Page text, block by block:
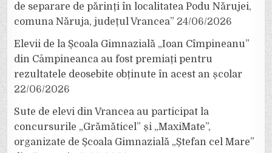
de separare de părinți în localitatea Podu Nărujei,
comuna Năruja, județul Vrancea” 24/06/2026
Elevii de la Școala Gimnazială „Ioan Cîmpineanu”
din Câmpineanca au fost premiați pentru
rezultatele deosebite obținute în acest an școlar
22/06/2026
Sute de elevi din Vrancea au participat la
concursurile „Grămăticel” și „MaxiMate”,
organizate de Școala Gimnazială „Ștefan cel Mare”